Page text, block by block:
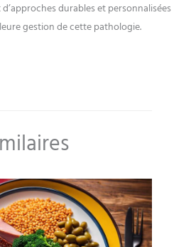
durables et personnalisées
gestion de cette pathologie.